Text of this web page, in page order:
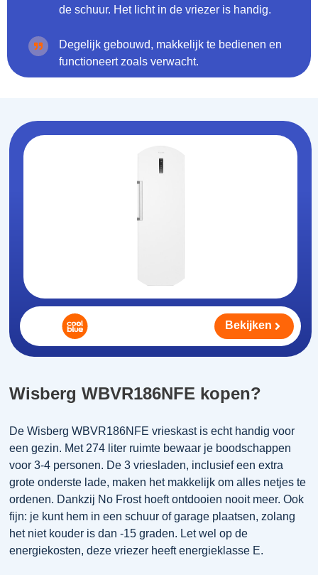
de schuur. Het licht in de vriezer is handig.
Degelijk gebouwd, makkelijk te bedienen en
functioneert zoals verwacht.
Wisberg WBVR186NFE kopen?
De Wisberg WBVR186NFE vrieskast is echt handig voor
een gezin. Met 274 liter ruimte bewaar je boodschappen
voor 3-4 personen. De 3 vriesladen, inclusief een extra
grote onderste lade, maken het makkelijk om alles netjes te
ordenen. Dankzij No Frost hoeft ontdooien nooit meer. Ook
fijn: je kunt hem in een schuur of garage plaatsen, zolang
het niet kouder is dan -15 graden. Let wel op de
energiekosten, deze vriezer heeft energieklasse E.
Bekijken